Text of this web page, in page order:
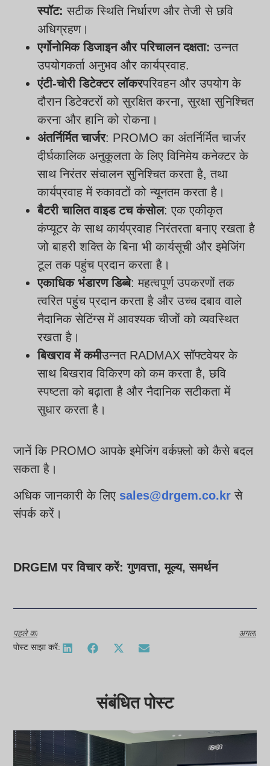
स्पॉट:सटीक स्थिति निर्धारण और तेजी से छवि
अधिग्रहण।
एर्गोनोमिक डिजाइन और परिचालन दक्षता:उन्नत
उपयोगकर्ता अनुभव और कार्यप्रवाह.
एंटी-चोरी डिटेक्टर लॉकरपरिवहन और उपयोग के
दौरान डिटेक्टरों को सुरक्षित करना, सुरक्षा सुनिश्चित
करना और हानि को रोकना।
अंतर्निर्मित चार्जर: PROMO का अंतर्निर्मित चार्जर
दीर्घकालिक अनुकूलता के लिए विनिमेय कनेक्टर के
साथ निरंतर संचालन सुनिश्चित करता है, तथा
कार्यप्रवाह में रुकावटों को न्यूनतम करता है।
बैटरी चालित वाइड टच कंसोल: एक एकीकृत
कंप्यूटर के साथ कार्यप्रवाह निरंतरता बनाए रखता है
जो बाहरी शक्ति के बिना भी कार्यसूची और इमेजिंग
टूल तक पहुंच प्रदान करता है।
एकाधिक भंडारण डिब्बे: महत्वपूर्ण उपकरणों तक
त्वरित पहुंच प्रदान करता है और उच्च दबाव वाले
नैदानिक सेटिंग्स में आवश्यक चीजों को व्यवस्थित
रखता है।
बिखराव में कमीउन्नत RADMAX सॉफ्टवेयर के
साथ बिखराव विकिरण को कम करता है, छवि
स्पष्टता को बढ़ाता है और नैदानिक सटीकता में
सुधार करता है।
जानें कि PROMO आपके इमेजिंग वर्कफ़्लो को कैसे बदल
सकता है।
अधिक जानकारी के लिए sales@drgem.co.kr से
संपर्क करें।
DRGEM पर विचार करें: गुणवत्ता, मूल्य, समर्थन
पहले का
अगला
पोस्ट साझा करें:
संबंधित पोस्ट